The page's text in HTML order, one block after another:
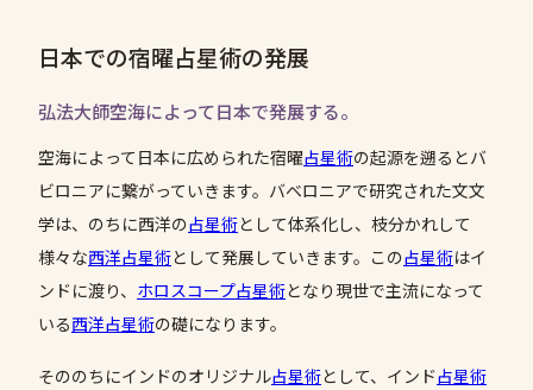
日本での宿曜占星術の発展
弘法大師空海によって日本で発展する。
空海によって日本に広められた宿曜占星術の起源を遡るとバ
ビロニアに繋がっていきます。バベロニアで研究された文文
学は、のちに西洋の占星術として体系化し、枝分かれして
様々な西洋占星術として発展していきます。この占星術はイ
ンドに渡り、 ホロスコープ占星術となり現世で主流になって
いる西洋占星術の礎になります。
そののちにインドのオリジナル占星術として、インド占星術